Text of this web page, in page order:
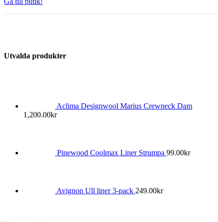
Utvalda produkter
Aclima Designwool Marius Crewneck Dam
1,200.00kr
Pinewood Coolmax Liner Strumpa 99.00kr
Avignon Ull liner 3-pack 249.00kr